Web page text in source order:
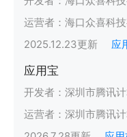
运营者： 海口众喜科
2025.12.23更新 应
应用宝
开发者： 深圳市腾讯
运营者： 深圳市腾讯